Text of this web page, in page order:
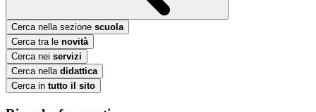
Cerca nella sezione scuola
Cerca tra le novità
Cerca nei servizi
Cerca nella didattica
Cerca in tutto il sito